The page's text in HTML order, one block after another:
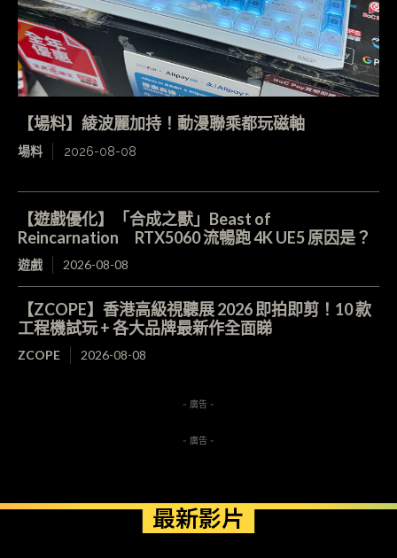
【場料】綾波麗加持！動漫聯乘都玩磁軸
場料 2026-08-08
【遊戲優化】「合成之獸」Beast of
Reincarnation RTX5060 流暢跑 4K UE5 原因是？
遊戲 2026-08-08
【ZCOPE】香港高級視聽展 2026 即拍即剪！10 款
工程機試玩 + 各大品牌最新作全面睇
ZCOPE 2026-08-08
- 廣告 -
- 廣告 -
最新影片